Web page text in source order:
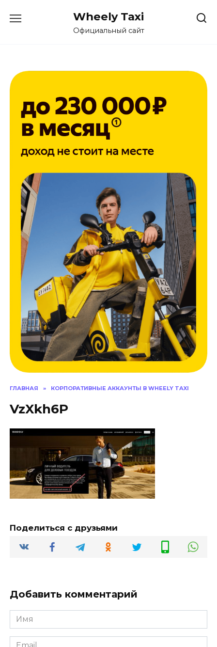
Wheely Taxi
Официальный сайт
ГЛАВНАЯ » КОРПОРАТИВНЫЕ АККАУНТЫ В WHEELY TAXI
VzXkh6P
Поделиться с друзьями
Добавить комментарий
Имя
*
Email